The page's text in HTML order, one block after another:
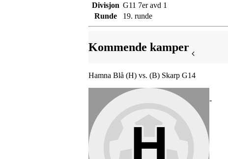
Divisjon G11 7er avd 1
Runde
19. runde
Kommende kamper
Hamna Blå (H) vs. (B) Skarp G14
-